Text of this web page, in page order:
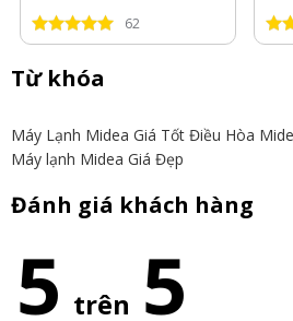
62
Từ khóa
Máy Lạnh Midea Giá Tốt Điều Hòa
Máy lạnh Midea Giá Đẹp
Đánh giá khách hàng
5 trên 5